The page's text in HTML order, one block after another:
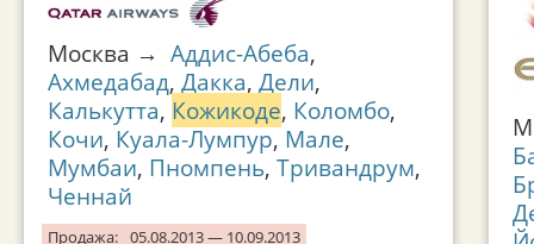
Москва → Аддис-Абеба,
Ахмедабад, Дакка, Дели,
Калькутта, Кожикоде, Коломбо,
Кочи, Куала-Лумпур, Мале,
Мумбаи, Пномпень, Тривандрум,
Ченнай
Продажа: 05.08.2013 — 10.09.2013